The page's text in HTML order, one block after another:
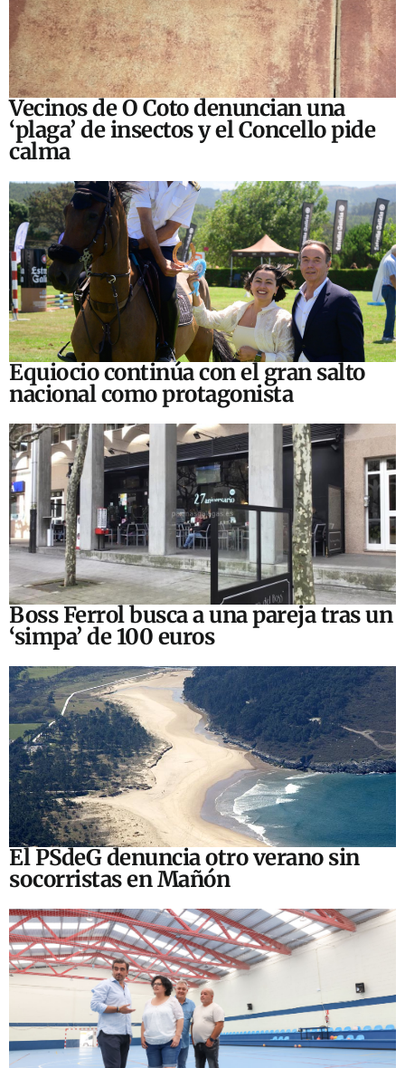
Vecinos de O Coto denuncian una
‘plaga’ de insectos y el Concello pide
calma
Equiocio continúa con el gran salto
nacional como protagonista
Boss Ferrol busca a una pareja tras un
‘simpa’ de 100 euros
El PSdeG denuncia otro verano sin
socorristas en Mañón